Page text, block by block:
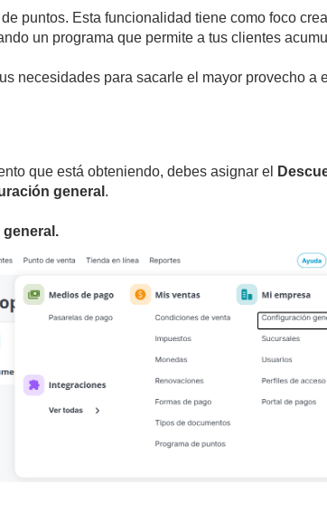
puntos. Esta funcionalidad tiene como foco
un programa que permite a tus clientes
necesidades para sacarle el mayor provecho a
que está obteniendo, debes asignar el
general .